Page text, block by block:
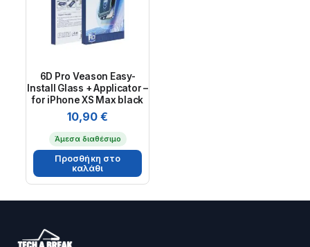
6D Pro Veason Easy-
Install Glass + Applicator –
for iPhone XS Max black
10,90€
Άμεσα διαθέσιμο
Προσθήκη στο
καλάθι